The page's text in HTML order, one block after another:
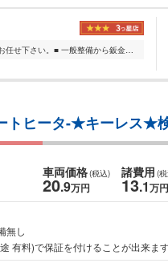
■輸入車・国産車・二輪車の販売から整備まで当店にお任せ下さい。■ 一般整備から鈑金塗装、ベース車両を探して、そのまま自分好みにカスタムも喜んで承ります。 全社試...
トヒータ-★キーレス★
車両価格(税込)
20.9万円
諸費用 (
13.1万円
無し
有料)で保証を付けることが出来ま